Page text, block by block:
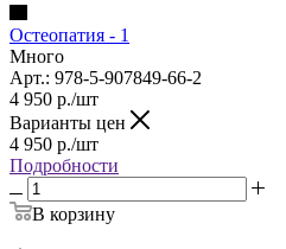
Остеопатия - 1
Много
Арт.: 978-5-907849-66-2
4 950 р./шт
Варианты цен
4 950 р./шт
Подробности
В корзину